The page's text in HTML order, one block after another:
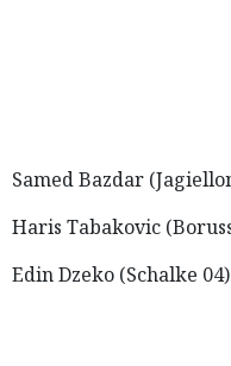
Samed Bazdar
Haris Tabakovic
Edin Dzeko (Schalke